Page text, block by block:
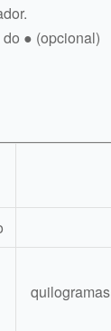
● (opcional)
quilogramas